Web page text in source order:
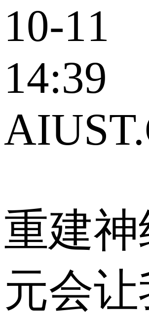
10-11
14:39
重建
元会让